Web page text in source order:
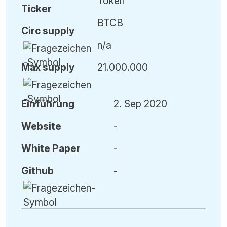
Ticker
Circ supply
Maxsupply
BTCB
n/a
21.000.000
Einführung
Website
White Paper
Github
2. Sep 2020
-
-
-